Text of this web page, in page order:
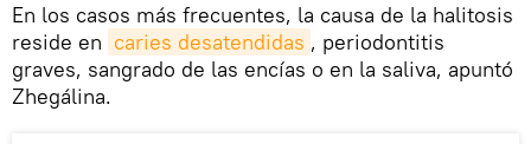
En los casos más frecuentes, la causa de la halitosis
reside en caries desatendidas , periodontitis
graves, sangrado de las encías o en la saliva, apuntó
Zhegálina.